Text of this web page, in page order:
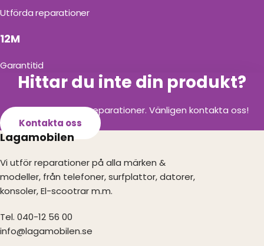
Utförda reparationer
12M
Garantitid
Hittar du inte din produkt?
Vi utför alla olika reparationer. Vänligen kontakta oss!
Kontakta oss
Lagamobilen
Vi utför reparationer på alla märken &
modeller, från telefoner, surfplattor, datorer,
konsoler, El-scootrar m.m.
Tel. 040-12 56 00
info@lagamobilen.se